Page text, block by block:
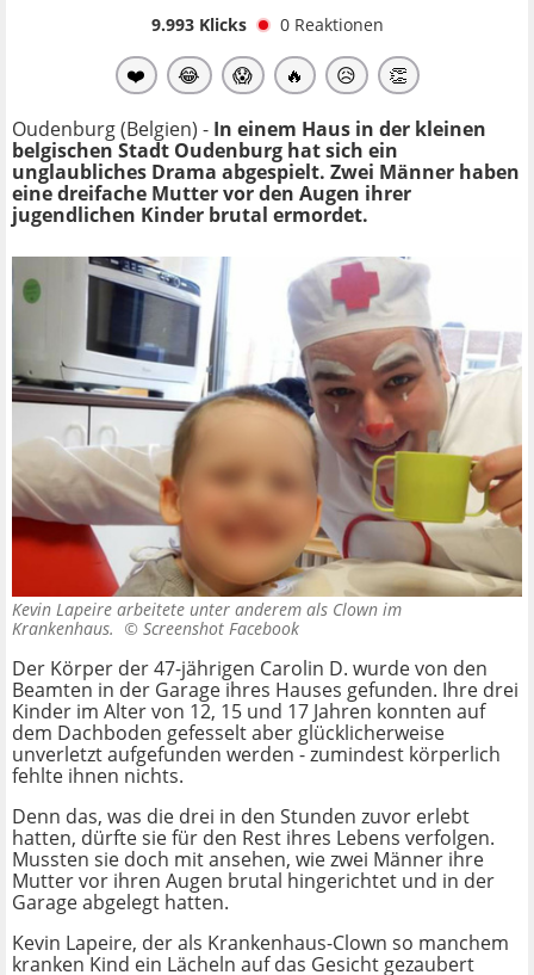
9.993Klicks 0 Reaktionen
❤️ 😂 😱 🔥 😥 👏
Oudenburg (Belgien) - In einem Haus in der kleinen
belgischen Stadt Oudenburg hat sich ein
unglaubliches Drama abgespielt. Zwei Männer haben
eine dreifache Mutter vor den Augen ihrer
jugendlichen Kinder brutal ermordet.
Kevin Lapeire arbeitete unter anderem als Clown im
Krankenhaus. © Screenshot Facebook
Der Körper der 47-jährigen Carolin D. wurde von den
Beamten in der Garage ihres Hauses gefunden. Ihre drei
Kinder im Alter von 12, 15 und 17 Jahren konnten auf
dem Dachboden gefesselt aber glücklicherweise
unverletzt aufgefunden werden - zumindest körperlich
fehlte ihnen nichts.
Denn das, was die drei in den Stunden zuvor erlebt
hatten, dürfte sie für den Rest ihres Lebens verfolgen.
Mussten sie doch mit ansehen, wie zwei Männer ihre
Mutter vor ihren Augen brutal hingerichtet und in der
Garage abgelegt hatten.
Kevin Lapeire, der als Krankenhaus-Clown so manchem
kranken Kind ein Lächeln auf das Gesicht gezaubert